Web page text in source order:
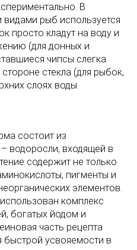
В
рыб используется
просто кладут на воду и
(для донных и
чипсы слегка
стекла (для рыбок,
слоях воды.
состоит из
водоросли, входящей в
содержит не только
пигменты и
элементов.
комплекс
богатых йодом и
часть рецепта
быстрой усвояемости в